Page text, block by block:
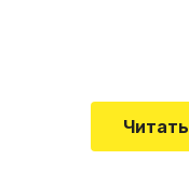
Читать